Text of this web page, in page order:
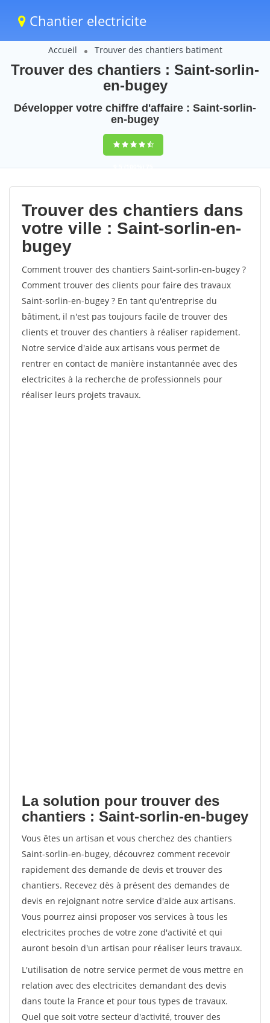
Chantier electricite
Accueil Trouver des chantiers batiment
Trouver des chantiers : Saint-sorlin-
en-bugey
Développer votre chiffre d'affaire : Saint-sorlin-
en-bugey
9,5(100%)75
votes
Trouver des chantiers dans
votre ville : Saint-sorlin-en-
bugey
Comment trouver des chantiers Saint-sorlin-en-bugey ?
Comment trouver des clients pour faire des travaux
Saint-sorlin-en-bugey ? En tant qu'entreprise du
bâtiment, il n'est pas toujours facile de trouver des
clients et trouver des chantiers à réaliser rapidement.
Notre service d'aide aux artisans vous permet de
rentrer en contact de manière instantannée avec des
electricites à la recherche de professionnels pour
réaliser leurs projets travaux.
La solution pour trouver des
chantiers : Saint-sorlin-en-bugey
Vous êtes un artisan et vous cherchez des chantiers
Saint-sorlin-en-bugey, découvrez comment recevoir
rapidement des demande de devis et trouver des
chantiers. Recevez dès à présent des demandes de
devis en rejoignant notre service d'aide aux artisans.
Vous pourrez ainsi proposer vos services à tous les
electricites proches de votre zone d'activité et qui
auront besoin d'un artisan pour réaliser leurs travaux.
L'utilisation de notre service permet de vous mettre en
relation avec des electricites demandant des devis
dans toute la France et pour tous types de travaux.
Quel que soit votre secteur d'activité, trouver des